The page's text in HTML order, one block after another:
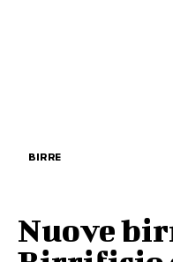
BIRRE
Nuove